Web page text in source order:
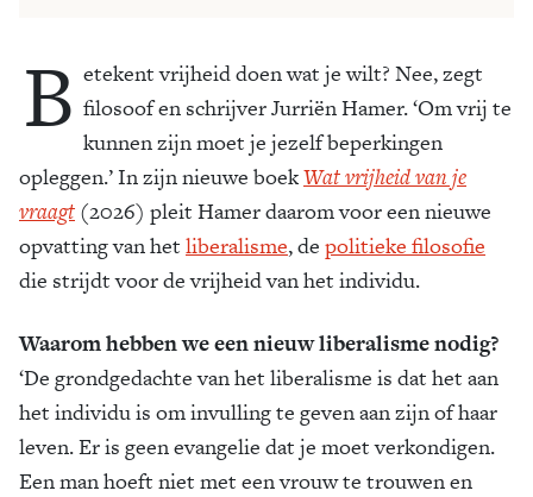
B etekent vrijheid doen wat je wilt? Nee, zegt
filosoof en schrijver Jurriën Hamer. ‘Om vrij te
kunnen zijn moet je jezelf beperkingen
opleggen.’ In zijn nieuwe boekWat vrijheid van je
vraagt (2026) pleit Hamer daarom voor een nieuwe
opvatting van het liberalisme, de politieke filosofie
die strijdt voor de vrijheid van het individu.
Waarom hebben we een nieuw liberalisme nodig?
‘De grondgedachte van het liberalisme is dat het aan
het individu is om invulling te geven aan zijn of haar
leven. Er is geen evangelie dat je moet verkondigen.
Een man hoeft niet met een vrouw te trouwen en